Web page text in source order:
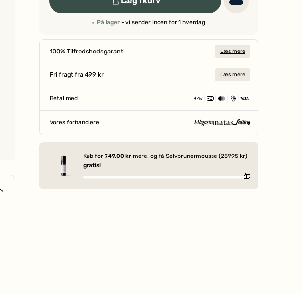
På lager - vi sender inden for 1 hverdag
100% Tilfredshedsgaranti Læs mere
Fri fragt fra 499 kr Læs mere
Betal med
Vores forhandlere SIDEN 1906
Køb for 749,00 kr mere, og få Selvbrunermousse (259,95 kr)
gratis!
🎁